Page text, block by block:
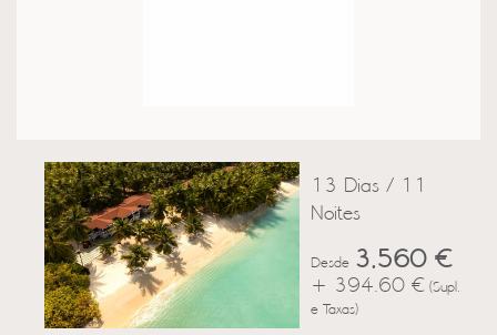
13 Dias / 11
Noites
Desde 3,560 €
+ 394.60 € (Supl.
e Taxas)